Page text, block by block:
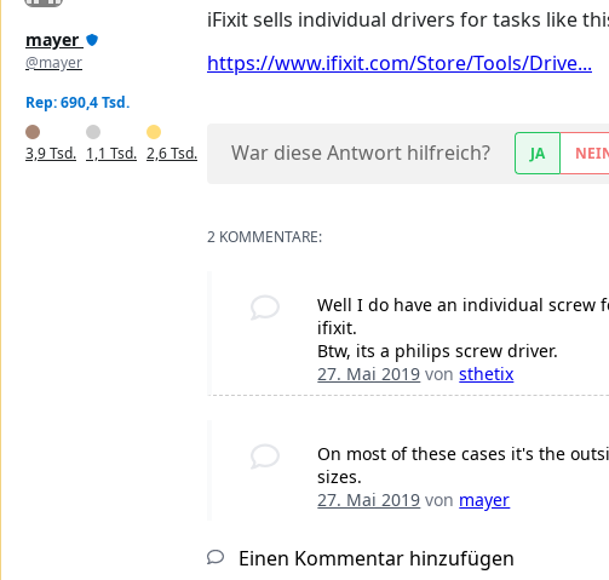
mayer
@mayer
Rep: 690,4 Tsd.
3,9 Tsd. 1,1 Tsd. 2,6 Tsd.
iFixit sells individual drivers for tasks like
https://www.ifixit.com/Store/Tools/Drive...
War diese Antwort hilfreich? JA
2 KOMMENTARE:
Well I do have an individual screw
ifixit.
Btw, its a philips screw driver.
27. Mai 2019 vonsthetix
On most of these cases it's the
sizes.
27. Mai 2019 von mayer
Einen Kommentar hinzufügen